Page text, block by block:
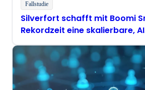
Fallstudie
Silverfort schafft mit Boomi Snowflake in
Rekordzeit eine skalierbare, AI
Dateninfrastruktur